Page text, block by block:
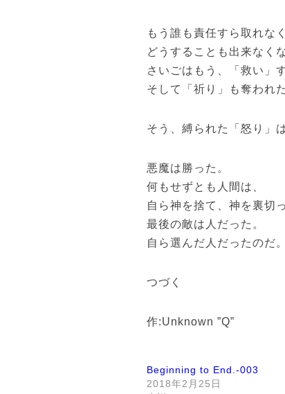
もう誰も責任すら取れな
どうすることも出来なく
さいごはもう、「救い」
そして「祈り」も奪われた
そう、縛られた「怒り」
悪魔は勝った。
何もせずとも人間は、
自ら神を捨て、神を裏切
最後の敵は人だった。
自ら選んだ人だったのだ。
つづく
作:Unknown ”Q”
Beginning to End.-003
2018年2月25日